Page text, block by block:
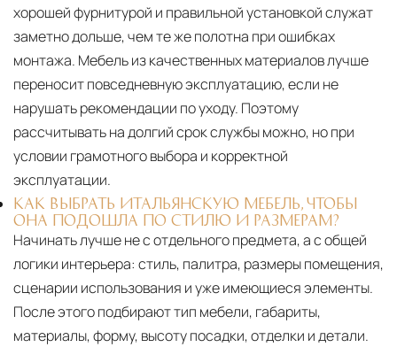
хорошей фурнитурой и правильной установкой служат
заметно дольше, чем те же полотна при ошибках
монтажа. Мебель из качественных материалов лучше
переносит повседневную эксплуатацию, если не
нарушать рекомендации по уходу. Поэтому
рассчитывать на долгий срок службы можно, но при
условии грамотного выбора и корректной
эксплуатации.
КАК ВЫБРАТЬ ИТАЛЬЯНСКУЮ МЕБЕЛЬ, ЧТОБЫ
ОНА ПОДОШЛА ПО СТИЛЮ И РАЗМЕРАМ?
Начинать лучше не с отдельного предмета, а с общей
логики интерьера: стиль, палитра, размеры помещения,
сценарии использования и уже имеющиеся элементы.
После этого подбирают тип мебели, габариты,
материалы, форму, высоту посадки, отделки и детали.